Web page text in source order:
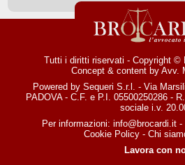
Tutti i diritti riservati - Copyright ©
Concept & content by Avv.
Powered by Sequeri S.r.l. - Via
PADOVA - C.F. e P.I. 05500250286 -
sociale i.v.
Per informazioni: info@brocardi.it-
Cookie Policy - Chi
Lavora con